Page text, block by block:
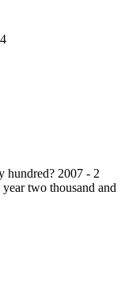
2007 - 2
two thousand and